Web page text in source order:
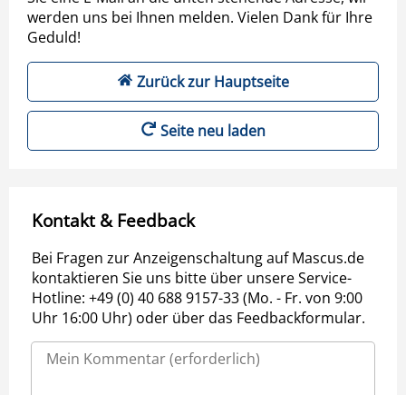
werden uns bei Ihnen melden. Vielen Dank für Ihre
Geduld!
Zurück zur Hauptseite
Seite neu laden
Kontakt & Feedback
Bei Fragen zur Anzeigenschaltung auf Mascus.de
kontaktieren Sie uns bitte über unsere Service-
Hotline: +49 (0) 40 688 9157-33 (Mo. - Fr. von 9:00
Uhr 16:00 Uhr) oder über das Feedbackformular.